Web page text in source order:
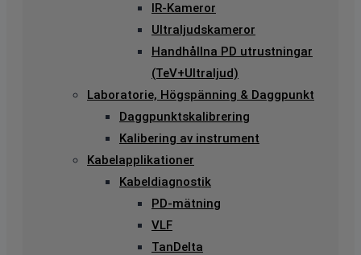
IR-Kameror
Ultraljudskameror
Handhållna PD utrustningar
(TeV+Ultraljud)
Laboratorie, Högspänning & Daggpunkt
Daggpunktskalibrering
Kalibering av instrument
Kabelapplikationer
Kabeldiagnostik
PD-mätning
VLF
TanDelta